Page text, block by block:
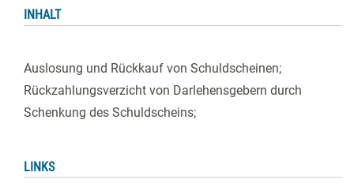
INHALT
Auslosung und Rückkauf von Schuldscheinen;
Rückzahlungsverzicht von Darlehensgebern durch
Schenkung des Schuldscheins;
LINKS